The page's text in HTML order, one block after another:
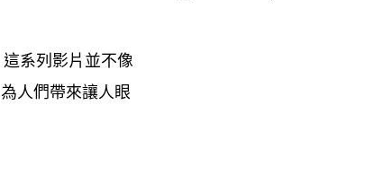
這系列影片並不像
為人們帶來讓人眼